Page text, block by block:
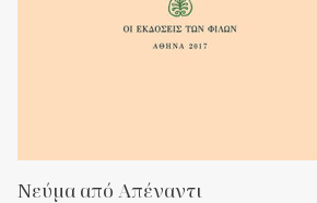
Νεύμα από Απέναντι